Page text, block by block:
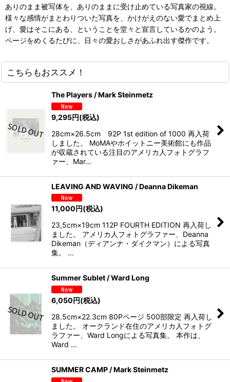
ありのまま被写体を、ありのままに受け止めている写真家の視線。
様々な感情がまとわりついた写真を、かけがえのない愛でまとめ上
げ、愛はそこにある、ということを堂々と宣言しているかのよう。
ページをめくるたびに、日々の愛おしさがあふれ出す傑作です。
こちらもおススメ！
The Players / Mark Steinmetz
9,295円(税込)
28cm×26.5cm 92P 1st edition of 1000 再入荷
しました。 MoMAやホイットニー美術館にも作品
が収蔵されている注目のアメリカ人フォトグラフ
ァー、Mar…
LEAVING AND WAVING / Deanna Dikeman
11,000円(税込)
23,5cm×19cm 112P FOURTH EDITION 再入荷し
ました。 アメリカ人フォトグラファー、Deanna
Dikeman（ディアンナ・ダイクマン）による写真
集。 …
Summer Sublet / Ward Long
6,050円(税込)
28.5cm×22.3cm 80Pページ 500部限定 再入荷し
ました。 オークランド在住のアメリカ人フォトグ
ラファー、Ward Longによる写真集。 本作は、
Ward …
SUMMER CAMP / Mark Steinmetz